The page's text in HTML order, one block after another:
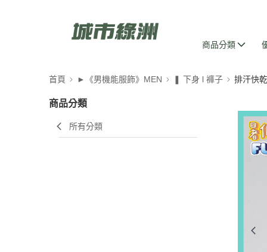
商品分類
首頁 ►《男機能服飾》MEN ❚ 下身 l 褲子 排汗快
商品分類
所有分類